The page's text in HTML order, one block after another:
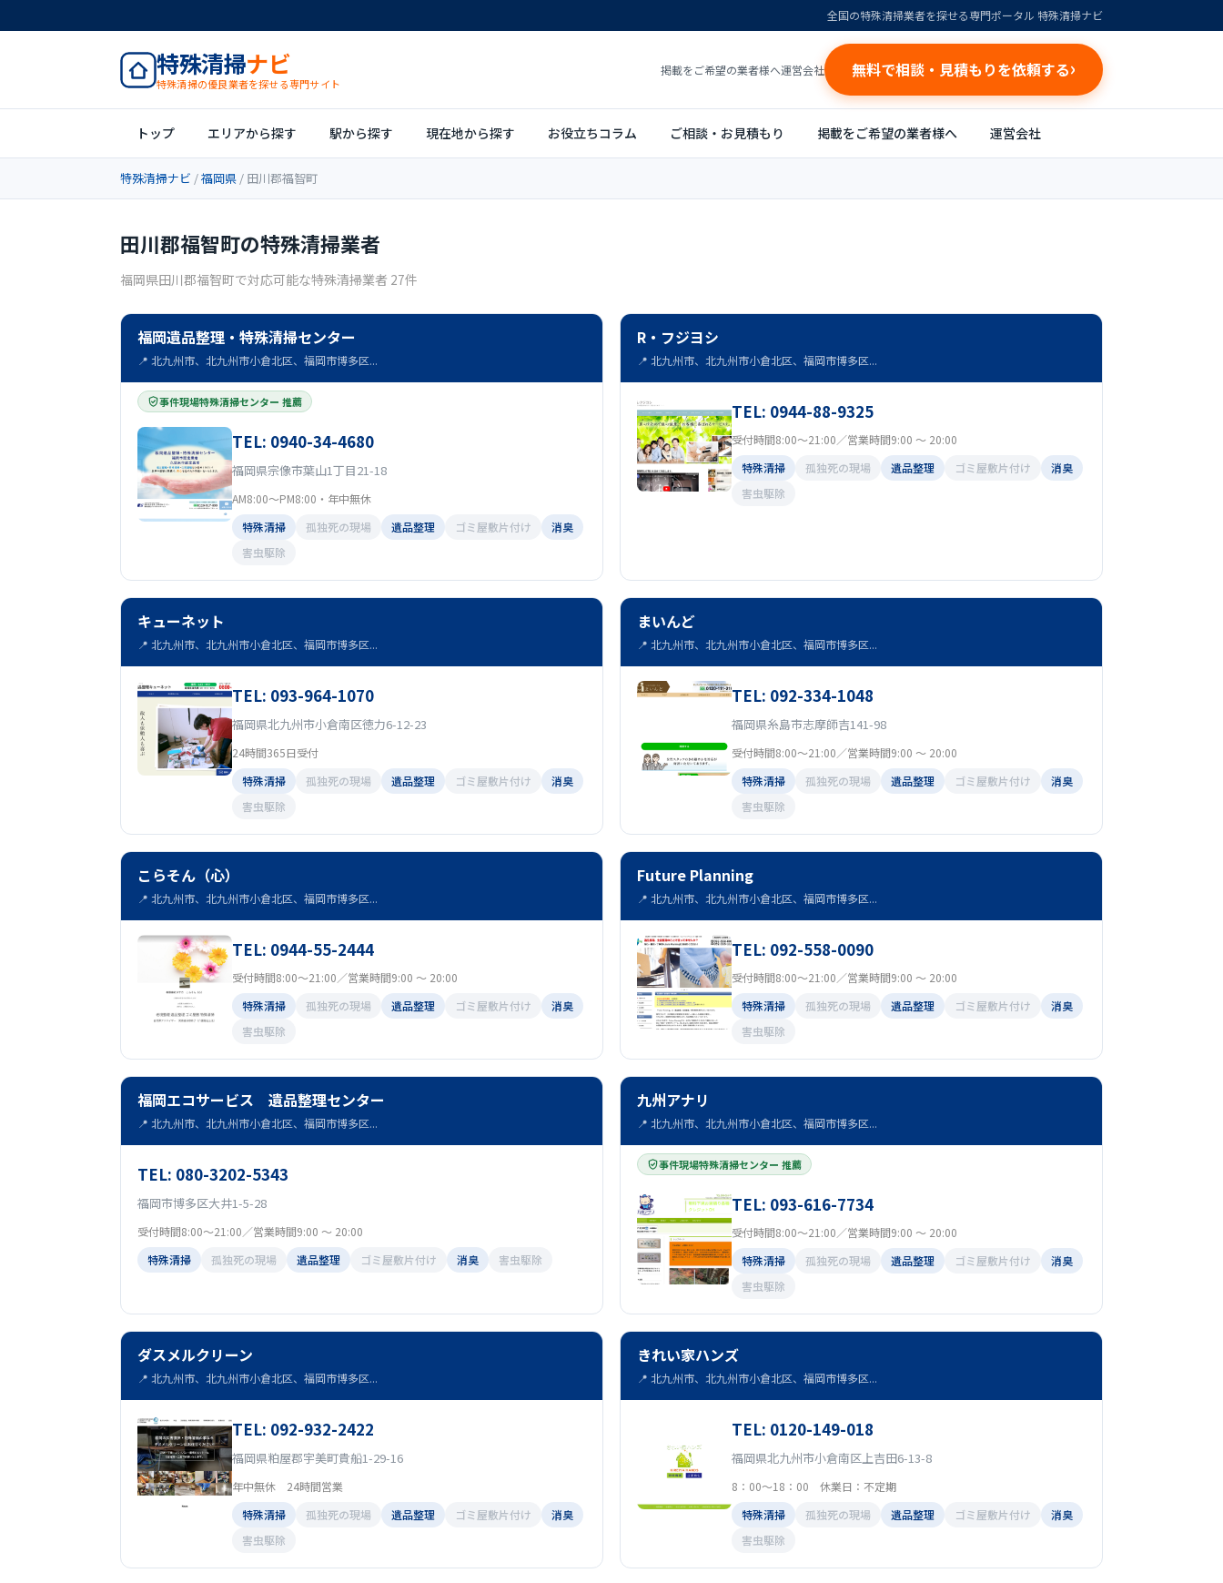
全国の特殊清掃業者を探せる専門ポータル 特殊清掃ナビ
特殊清掃ナビ
特殊清掃の優良業者を探せる専門サイト
掲載をご希望の業者様へ運営会社 無料で相談・見積もりを依頼する
トップ エリアから探す 駅から探す 現在地から探す お役立ちコラム ご相談・お見積もり 掲載をご希望の業者様へ 運営会社
特殊清掃ナビ /福岡県 / 田川郡福智町
田川郡福智町の特殊清掃業者
福岡県田川郡福智町で対応可能な特殊清掃業者 27件
福岡遺品整理・特殊清掃センター
📍 北九州市、北九州市小倉北区、福岡市博多区...
事件現場特殊清掃センター 推薦
TEL: 0940-34-4680
福岡県宗像市葉山1丁目21-18
AM8:00～PM8:00・年中無休
特殊清掃
孤独死の現場 遺品整理 ゴミ屋敷片付け
消臭
害虫駆除
R・フジヨシ
📍 北九州市、北九州市小倉北区、福岡市博多区...
TEL: 0944-88-9325
受付時間8:00～21:00／営業時間9:00 ～ 20:00
特殊清掃
孤独死の現場 遺品整理 ゴミ屋敷片付け
消臭
害虫駆除
キューネット
📍 北九州市、北九州市小倉北区、福岡市博多区...
TEL: 093-964-1070
福岡県北九州市小倉南区徳力6-12-23
24時間365日受付
特殊清掃
孤独死の現場 遺品整理 ゴミ屋敷片付け
消臭
害虫駆除
まいんど
📍 北九州市、北九州市小倉北区、福岡市博多区...
TEL: 092-334-1048
福岡県糸島市志摩師吉141-98
受付時間8:00～21:00／営業時間9:00 ～ 20:00
特殊清掃
孤独死の現場 遺品整理 ゴミ屋敷片付け
消臭
害虫駆除
こらそん（心）
📍 北九州市、北九州市小倉北区、福岡市博多区...
TEL: 0944-55-2444
受付時間8:00～21:00／営業時間9:00 ～ 20:00
特殊清掃
孤独死の現場 遺品整理 ゴミ屋敷片付け
消臭
害虫駆除
Future Planning
📍 北九州市、北九州市小倉北区、福岡市博多区...
TEL: 092-558-0090
受付時間8:00～21:00／営業時間9:00 ～ 20:00
特殊清掃
孤独死の現場 遺品整理 ゴミ屋敷片付け
消臭
害虫駆除
福岡エコサービス 遺品整理センター
📍 北九州市、北九州市小倉北区、福岡市博多区...
TEL: 080-3202-5343
福岡市博多区大井1-5-28
受付時間8:00～21:00／営業時間9:00 ～ 20:00
特殊清掃
孤独死の現場 遺品整理 ゴミ屋敷片付け 消臭 害虫駆除
九州アナリ
📍 北九州市、北九州市小倉北区、福岡市博多区...
事件現場特殊清掃センター 推薦
TEL: 093-616-7734
受付時間8:00～21:00／営業時間9:00 ～ 20:00
特殊清掃
孤独死の現場 遺品整理 ゴミ屋敷片付け
消臭
害虫駆除
ダスメルクリーン
📍 北九州市、北九州市小倉北区、福岡市博多区...
TEL: 092-932-2422
福岡県粕屋郡宇美町貴船1-29-16
年中無休 24時間営業
特殊清掃
孤独死の現場 遺品整理 ゴミ屋敷片付け
消臭
害虫駆除
きれい家ハンズ
📍 北九州市、北九州市小倉北区、福岡市博多区...
TEL: 0120-149-018
福岡県北九州市小倉南区上吉田6-13-8
8：00～18：00 休業日：不定期
特殊清掃
孤独死の現場 遺品整理 ゴミ屋敷片付け
消臭
害虫駆除